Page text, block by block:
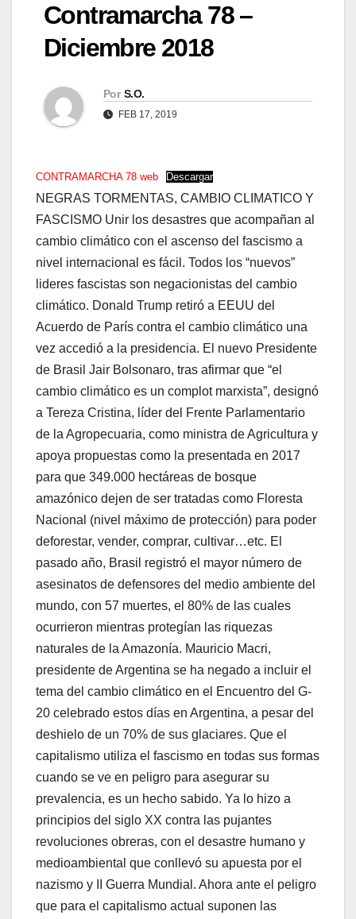
Contramarcha 78 –
Diciembre 2018
Por S.O.
FEB 17, 2019
CONTRAMARCHA 78 web Descargar
NEGRAS TORMENTAS, CAMBIO CLIMATICO Y
FASCISMO Unir los desastres que acompañan al
cambio climático con el ascenso del fascismo a
nivel internacional es fácil. Todos los “nuevos”
lideres fascistas son negacionistas del cambio
climático. Donald Trump retiró a EEUU del
Acuerdo de París contra el cambio climático una
vez accedió a la presidencia. El nuevo Presidente
de Brasil Jair Bolsonaro, tras afirmar que “el
cambio climático es un complot marxista”, designó
a Tereza Cristina, líder del Frente Parlamentario
de la Agropecuaria, como ministra de Agricultura y
apoya propuestas como la presentada en 2017
para que 349.000 hectáreas de bosque
amazónico dejen de ser tratadas como Floresta
Nacional (nivel máximo de protección) para poder
deforestar, vender, comprar, cultivar…etc. El
pasado año, Brasil registró el mayor número de
asesinatos de defensores del medio ambiente del
mundo, con 57 muertes, el 80% de las cuales
ocurrieron mientras protegían las riquezas
naturales de la Amazonía. Mauricio Macri,
presidente de Argentina se ha negado a incluir el
tema del cambio climático en el Encuentro del G-
20 celebrado estos días en Argentina, a pesar del
deshielo de un 70% de sus glaciares. Que el
capitalismo utiliza el fascismo en todas sus formas
cuando se ve en peligro para asegurar su
prevalencia, es un hecho sabido. Ya lo hizo a
principios del siglo XX contra las pujantes
revoluciones obreras, con el desastre humano y
medioambiental que conllevó su apuesta por el
nazismo y II Guerra Mundial. Ahora ante el peligro
que para el capitalismo actual suponen las